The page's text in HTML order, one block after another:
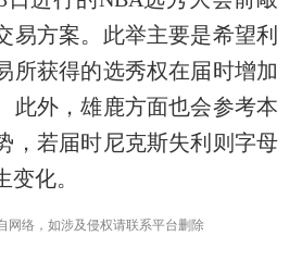
易方案。此举主要是希望利
所获得的选秀权在届时增加
此外，雄鹿方面也会参考本
，若届时尼克斯失利则字母
化。
网络，如涉及侵权请联系平台删除